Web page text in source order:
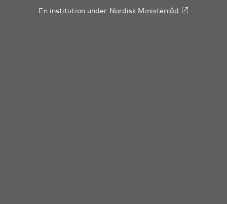
En institution under Nordisk Ministerråd